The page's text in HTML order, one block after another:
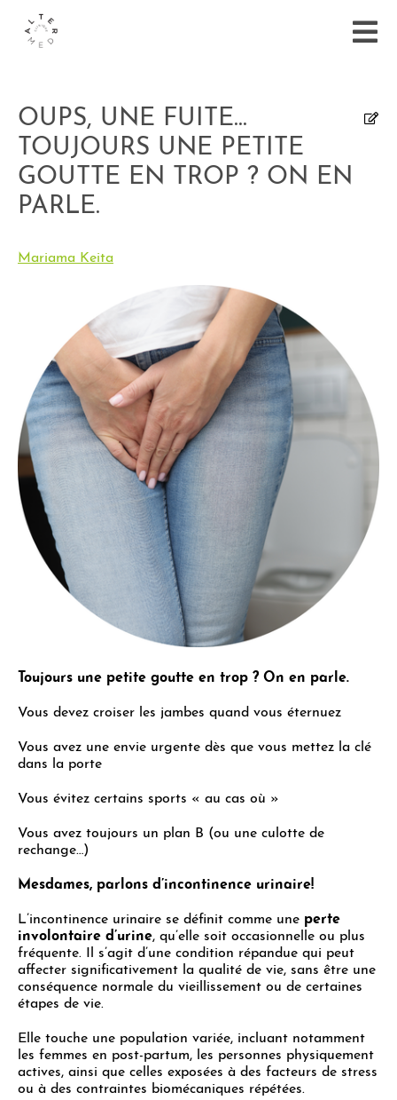
OUPS, UNE FUITE...
TOUJOURS UNE PETITE
GOUTTE EN TROP ? ON EN
PARLE.
Mariama Keita
Toujours une petite goutte en trop ? On en parle.
Vous devez croiser les jambes quand vous éternuez
Vous avez une envie urgente dès que vous mettez la clé
dans la porte
Vous évitez certains sports « au cas où »
Vous avez toujours un plan B (ou une culotte de
rechange…)
Mesdames, parlons d’incontinence urinaire!
L’incontinence urinaire se définit comme une perte
involontaire d’urine, qu’elle soit occasionnelle ou plus
fréquente. Il s’agit d’une condition répandue qui peut
affecter significativement la qualité de vie, sans être une
conséquence normale du vieillissement ou de certaines
étapes de vie.
Elle touche une population variée, incluant notamment
les femmes en post-partum, les personnes physiquement
actives, ainsi que celles exposées à des facteurs de stress
ou à des contraintes biomécaniques répétées.